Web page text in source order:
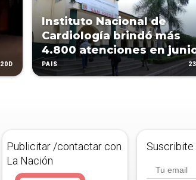
20D
Instituto Nacional de
Cardiología brindó más
4.800 atenciones en
PAÍS
Publicitar /contactar con
La Nación
Suscribite